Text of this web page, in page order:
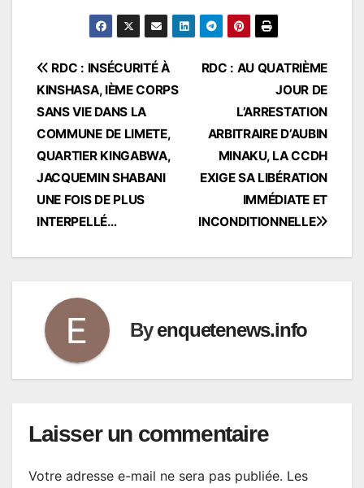
Navigation
de
l’article
RDC : AU QUATRIÈME
JOUR DE
L’ARRESTATION
ARBITRAIRE D’AUBIN
MINAKU, LA CCDH
EXIGE SA LIBÉRATION
IMMÉDIATE ET
INCONDITIONNELLE
RDC : INSÉCURITÉ À
KINSHASA, IÈME CORPS
SANS VIE DANS LA
COMMUNE DE LIMETE,
QUARTIER KINGABWA,
JACQUEMIN SHABANI
UNE FOIS DE PLUS
INTERPELLÉ…
Byenquetenews.info
Laisser un commentaire
Votre adresse e-mail ne sera pas publiée. Les